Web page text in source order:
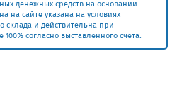
денежных средств на основании
на сайте указана на условиях
склада и действительна при
согласно выставленного счета.